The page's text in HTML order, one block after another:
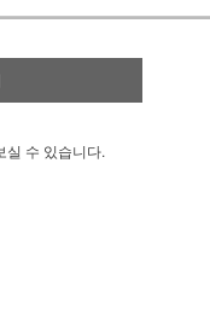
실 수 있습니다.